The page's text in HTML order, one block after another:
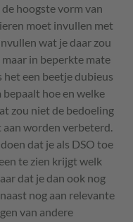
hoogste vorm van
moet invullen met
wat je daar zou
in beperkte mate
een beetje dubieus
bepaalt hoe en welke
zou niet de bedoeling
worden verbeterd.
dat je als DSO toe
te zien krijgt welk
dat je dan ook nog
nog aan relevante
van andere